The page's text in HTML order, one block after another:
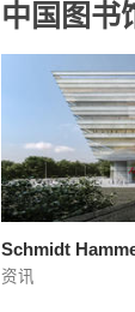
中国图书
Schmidt
资讯